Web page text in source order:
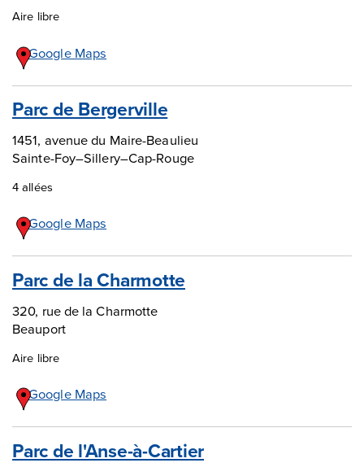
Aire libre
Google Maps
Parc de Bergerville
1451, avenue du Maire-Beaulieu
Sainte-Foy–Sillery–Cap-Rouge
4 allées
Google Maps
Parc de la Charmotte
320, rue de la Charmotte
Beauport
Aire libre
Google Maps
Parc de l'Anse-à-Cartier